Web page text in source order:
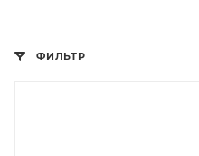
ФИЛЬТР